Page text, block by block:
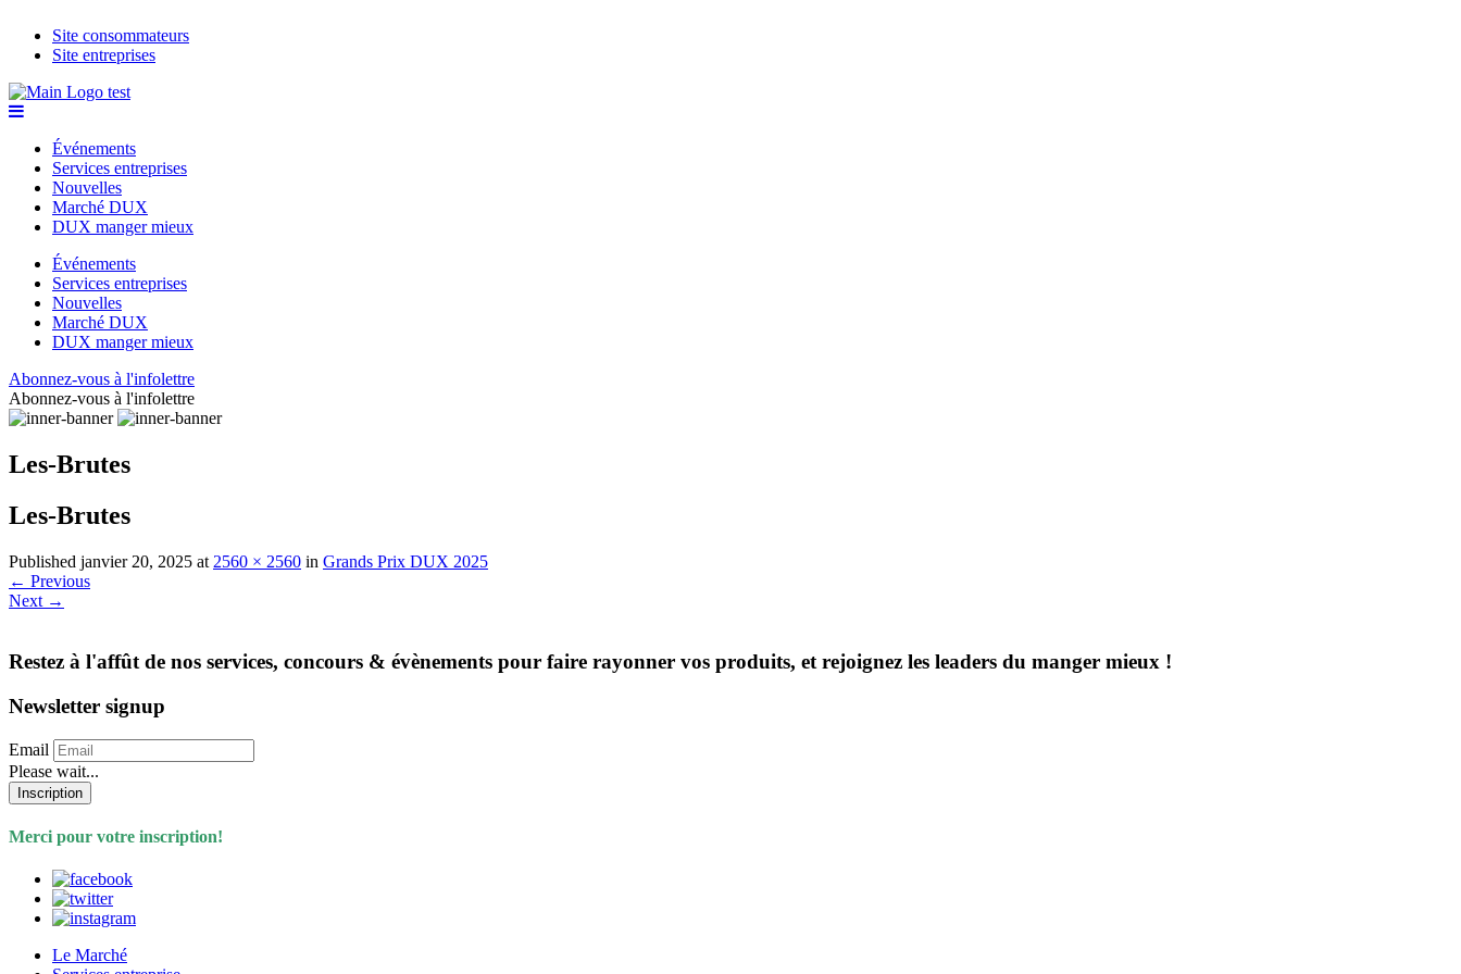
Site consommateurs
Site entreprises
Événements
Services entreprises
Nouvelles
Marché DUX
DUX manger mieux
Événements
Services entreprises
Nouvelles
Marché DUX
DUX manger mieux
Abonnez-vous à l'infolettre
Abonnez-vous à l'infolettre
Les-Brutes
Les-Brutes
Published janvier 20, 2025 at 2560 × 2560 in Grands Prix DUX 2025
← Previous
Next →
Restez à l'affût de nos services, concours & évènements pour faire rayonner vos produits, et rejoignez les leaders du manger mieux !
Newsletter signup
Email
Please wait...
Inscription
Merci pour votre inscription!
Le Marché